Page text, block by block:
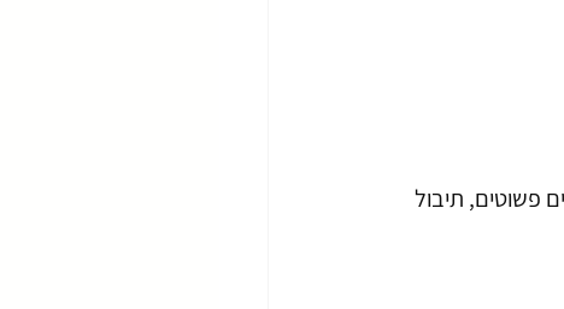
פשוטים, תיבול